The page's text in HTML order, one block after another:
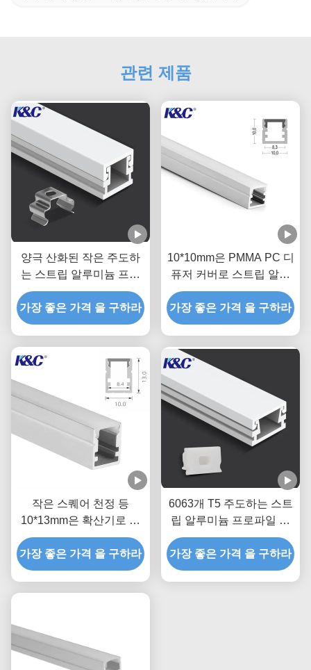
관련 제품
양극 산화된 작은 주도하
는 스트립 알루미늄 프로
필 압출 채널
가장 좋은 가격 을 구하라
10*10mm은 PMMA PC 디
퓨저 커버로 스트립 알루
미늄 프로필을 주도했습니
다
가장 좋은 가격 을 구하라
작은 스퀘어 천정 등
10*13mm은 확산기로 스
트립 채널을 주도했습니다
가장 좋은 가격 을 구하라
6063개 T5 주도하는 스트
립 알루미늄 프로파일 압
출 하우징 채널
가장 좋은 가격 을 구하라